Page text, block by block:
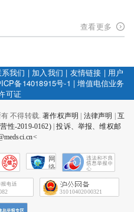
查看更多
我们 | 加入我们 | 友情链接 | 用户
备14018915号-1 |增值电信业务
可证
有 不得转载.著作权声明 法律声明
互
性-2019-0162)|投诉、举报、维权邮
网
络
会
征
31010402000321